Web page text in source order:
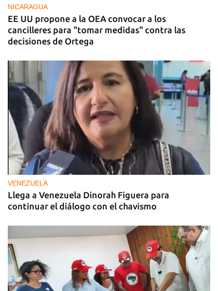
NICARAGUA
EE UU propone a la OEA convocar a los
cancilleres para "tomar medidas" contra las
decisiones de Ortega
VENEZUELA
Llega a Venezuela Dinorah Figuera para
continuar el diálogo con el chavismo